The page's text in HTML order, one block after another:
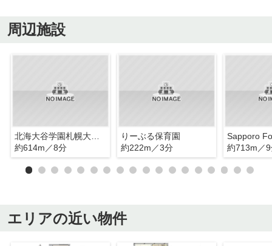
周辺施設
北海大谷学園札幌大谷第二幼稚園
約614m／8分
りーぶる保育園
約222m／3分
約713m／
エリアの近い物件